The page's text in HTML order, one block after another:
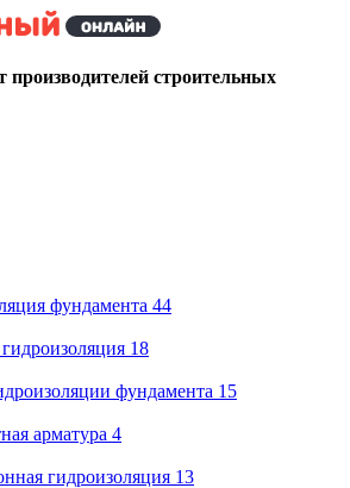
строительных
фундамента 44
18
фундамента 15
арматура 4
гидроизоляция 13